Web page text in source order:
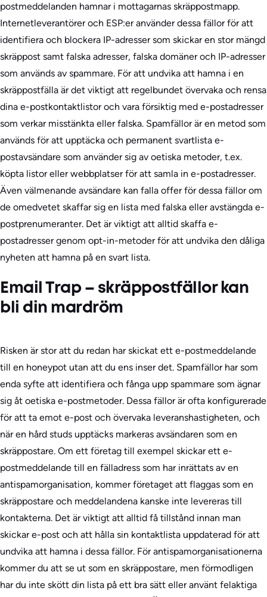
postmeddelanden hamnar i mottagarnas skräppostmapp.
Internetleverantörer och ESP:er använder dessa fällor för att
identifiera och blockera IP-adresser som skickar en stor mängd
skräppost samt falska adresser, falska domäner och IP-adresser
som används av spammare. För att undvika att hamna i en
skräppostfälla är det viktigt att regelbundet övervaka och rensa
dina e-postkontaktlistor och vara försiktig med e-postadresser
som verkar misstänkta eller falska. Spamfällor är en metod som
används för att upptäcka och permanent svartlista e-
postavsändare som använder sig av oetiska metoder, t.ex.
köpta listor eller webbplatser för att samla in e-postadresser.
Även välmenande avsändare kan falla offer för dessa fällor om
de omedvetet skaffar sig en lista med falska eller avstängda e-
postprenumeranter. Det är viktigt att alltid skaffa e-
postadresser genom opt-in-metoder för att undvika den dåliga
nyheten att hamna på en svart lista.
Email Trap – skräppostfällor kan
bli din mardröm
Risken är stor att du redan har skickat ett e-postmeddelande
till en honeypot utan att du ens inser det. Spamfällor har som
enda syfte att identifiera och fånga upp spammare som ägnar
sig åt oetiska e-postmetoder. Dessa fällor är ofta konfigurerade
för att ta emot e-post och övervaka leveranshastigheten, och
när en hård studs upptäcks markeras avsändaren som en
skräppostare. Om ett företag till exempel skickar ett e-
postmeddelande till en fälladress som har inrättats av en
antispamorganisation, kommer företaget att flaggas som en
skräppostare och meddelandena kanske inte levereras till
kontakterna. Det är viktigt att alltid få tillstånd innan man
skickar e-post och att hålla sin kontaktlista uppdaterad för att
undvika att hamna i dessa fällor. För antispamorganisationerna
kommer du att se ut som en skräppostare, men förmodligen
har du inte skött din lista på ett bra sätt eller använt felaktiga